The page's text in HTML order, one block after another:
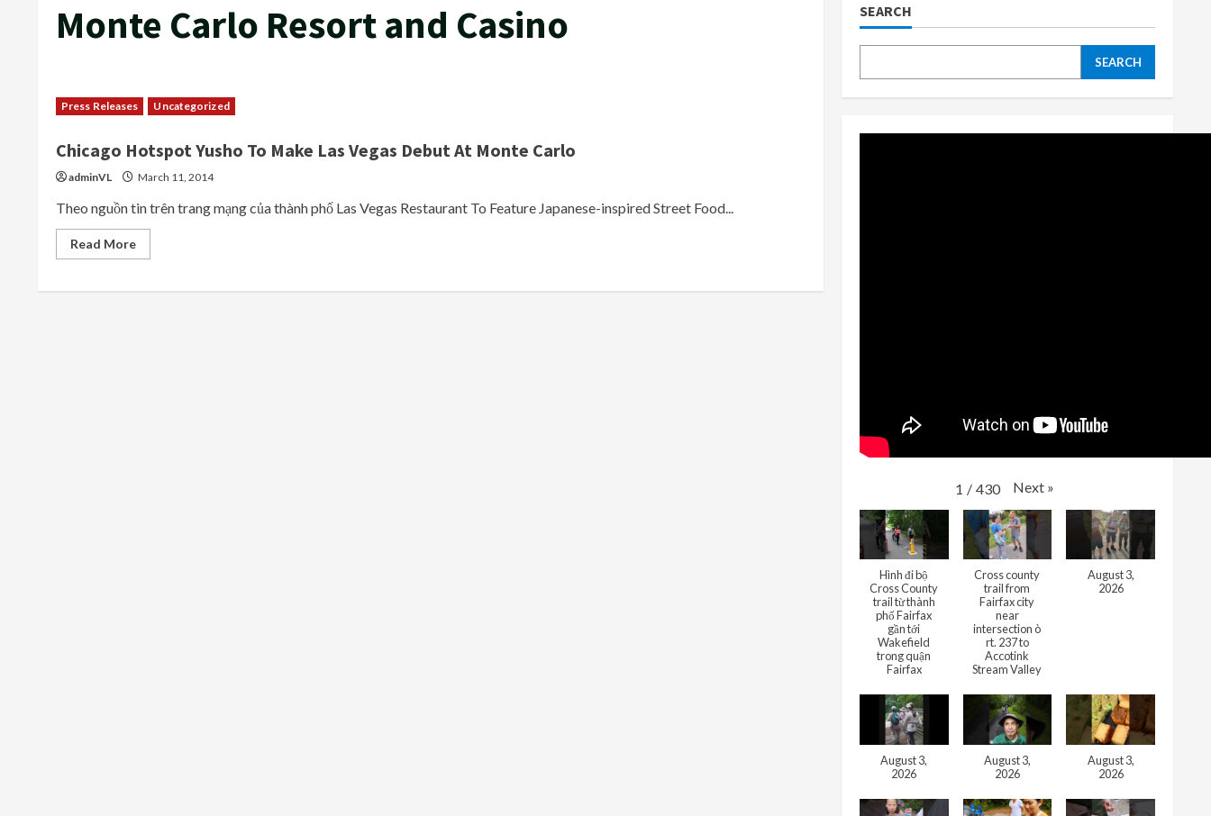
Monte Carlo Resort and Casino
Press Releases Uncategorized
Chicago Hotspot Yusho To Make Las Vegas Debut At Monte Carlo
adminVL March 11, 2014
Theo nguồn tin trên trang mạng của thành phố Las Vegas Restaurant To Feature Japanese-inspired Street Food...
Read MoreRead
more
Hotspot
SEARCH
SEARCH
1 / 430 Next »
Hình đi bộ
Cross County
trail từ thành
phố Fairfax
gần tới
Wakefield
trong quận
Fairfax
Cross county
trail from
Fairfax city
near
intersection ò
rt. 237 to
Accotink
Stream Valley
August 3,
2026
August 3,
2026
August 3,
2026
August 3,
2026